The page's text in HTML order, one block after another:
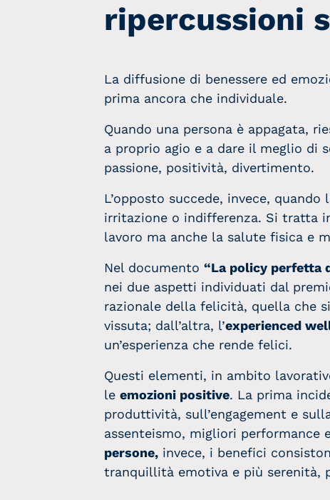
ripercussioni
La diffusione di benessere ed
prima ancora che individuale.
Quando una persona è appagata,
a proprio agio e a dare il meglio di
passione, positività, divertimento.
L’opposto succede, invece,
irritazione o indifferenza. Si tratta
lavoro ma anche la salute fisica e
Nel documento “La policy perfetta
nei due aspetti individuati dal
razionale della felicità, quella che
vissuta; dall’altra, l’experienced
un’esperienza che rende felici.
Questi elementi, in ambito
le emozioni positive. La prima
produttività, sull’engagement e
assenteismo, migliori
persone, invece, i benefici
tranquillità emotiva e più serenità,